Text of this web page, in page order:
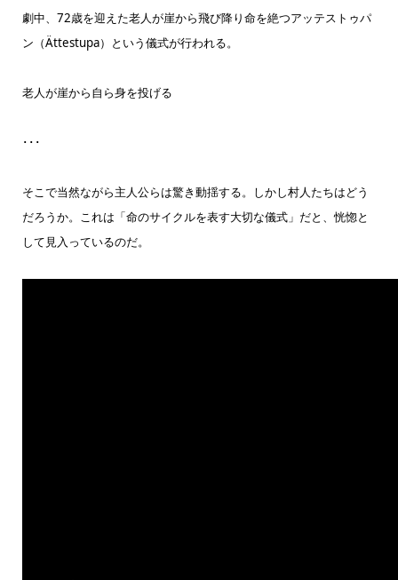
劇中、72歳を迎えた老人が崖から飛び降り命を絶つアッテストゥパ
ン（Ättestupa）という儀式が行われる。
老人が崖から自ら身を投げる
･･･
そこで当然ながら主人公らは驚き動揺する。しかし村人たちはどう
だろうか。これは「命のサイクルを表す大切な儀式」だと、恍惚と
して見入っているのだ。